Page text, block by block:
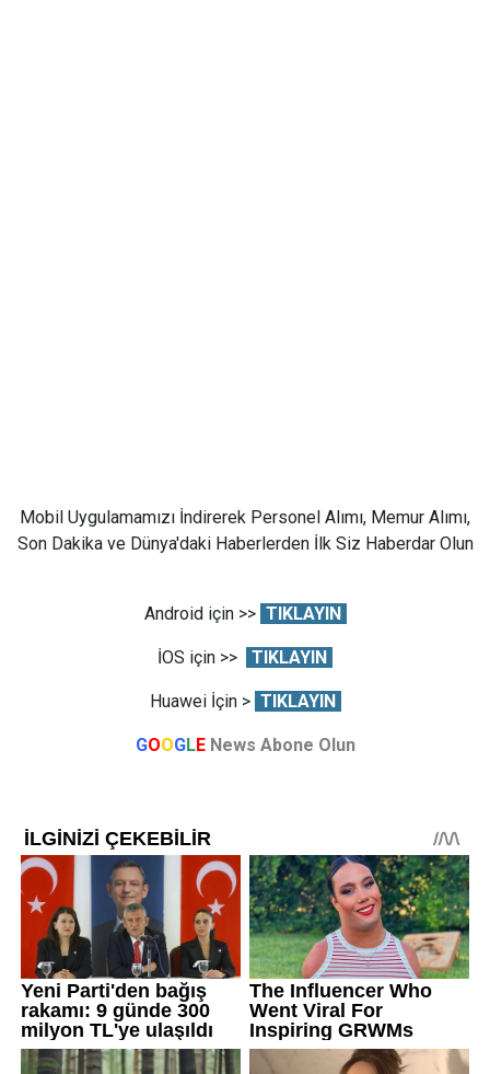
Mobil Uygulamamızı İndirerek Personel Alımı, Memur Alımı,
Son Dakika ve Dünya'daki Haberlerden İlk Siz Haberdar Olun
Android için >> TIKLAYIN
İOS için >> TIKLAYIN
Huawei İçin > TIKLAYIN
GOOGLE News Abone Olun